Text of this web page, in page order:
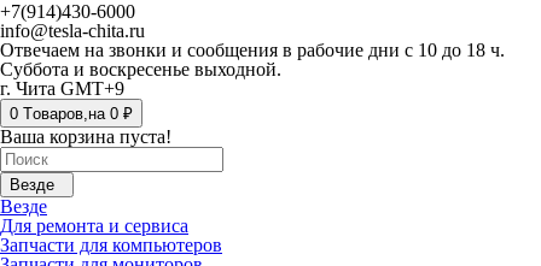
+7(914)430-6000
info@tesla-chita.ru
Отвечаем на звонки и сообщения в рабочие дни с 10 до 18 ч.
Суббота и воскресенье выходной.
г. Чита GMT+9
0 Tоваров,на 0 ₽
Ваша корзина пуста!
Везде
Везде
Для ремонта и сервиса
Запчасти для компьютеров